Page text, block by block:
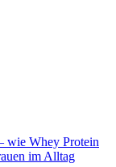
wie Whey Protein
im Alltag